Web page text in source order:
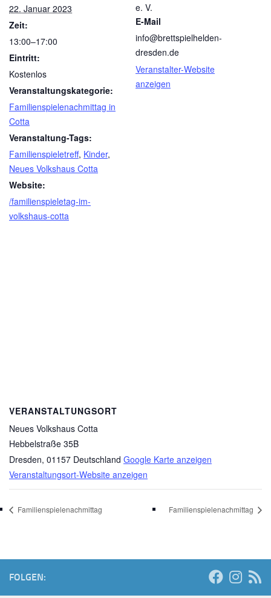
22. Januar 2023
Zeit:
13:00–17:00
Eintritt:
Kostenlos
Veranstaltungskategorie:
Familienspielenachmittag in
Cotta
Veranstaltung-Tags:
Familienspieletreff, Kinder,
Neues Volkshaus Cotta
Website:
/familienspieletag-im-
volkshaus-cotta
e. V.
E-Mail
info@brettspielhelden-
dresden.de
Veranstalter-Website
anzeigen
VERANSTALTUNGSORT
Neues Volkshaus Cotta
Hebbelstraße 35B
Dresden, 01157 Deutschland Google Karte anzeigen
Veranstaltungsort-Website anzeigen
Familienspielenachmittag Familienspielenachmittag
FOLGEN: